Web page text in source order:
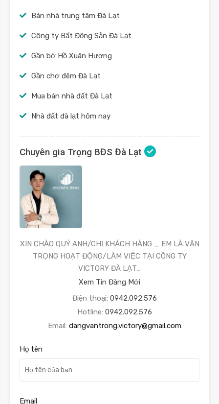
Bán nhà trung tâm Đà Lạt
Công ty Bất Động Sản Đà Lạt
Gần bờ Hồ Xuân Hương
Gần chợ đêm Đà Lạt
Mua bán nhà đất Đà Lạt
Nhà đất đà lạt hôm nay
Chuyên gia Trọng BĐS Đà Lạt
XIN CHÀO QUÝ ANH/CHỊ KHÁCH HÀNG _ EM LÀ VĂN
TRỌNG HOẠT ĐỘNG/LÀM VIỆC TẠI CÔNG TY
VICTORY ĐÀ LẠT…
Xem Tin Đăng Mới
Điện thoại: 0942.092.576
Hotline: 0942.092.576
Email: dangvantrong.victory@gmail.com
Họ tên
Email